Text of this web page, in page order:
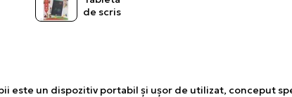
este un dispozitiv portabil și ușor de utilizat, conceput